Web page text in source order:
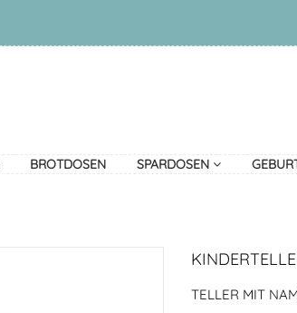
BROTDOSEN SPARDOSEN
TELLER MIT